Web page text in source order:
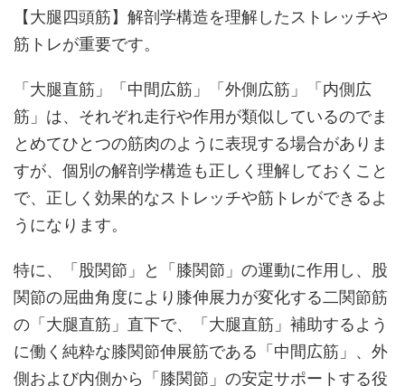
【大腿四頭筋】解剖学構造を理解したストレッチや
筋トレが重要です。
「大腿直筋」「中間広筋」「外側広筋」「内側広
筋」は、それぞれ走行や作用が類似しているのでま
とめてひとつの筋肉のように表現する場合がありま
すが、個別の解剖学構造も正しく理解しておくこと
で、正しく効果的なストレッチや筋トレができるよ
うになります。
特に、「股関節」と「膝関節」の運動に作用し、股
関節の屈曲角度により膝伸展力が変化する二関節筋
の「大腿直筋」直下で、「大腿直筋」補助するよう
に働く純粋な膝関節伸展筋である「中間広筋」、外
側および内側から「膝関節」の安定サポートする役